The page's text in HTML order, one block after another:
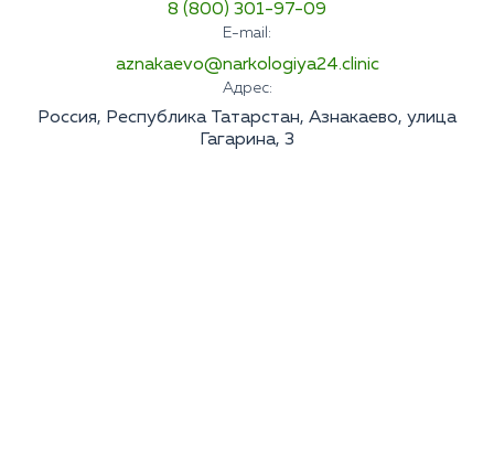
8 (800) 301-97-09
E-mail:
aznakaevo@narkologiya24.clinic
Адрес:
Россия, Республика Татарстан, Азнакаево, улица
Гагарина, 3